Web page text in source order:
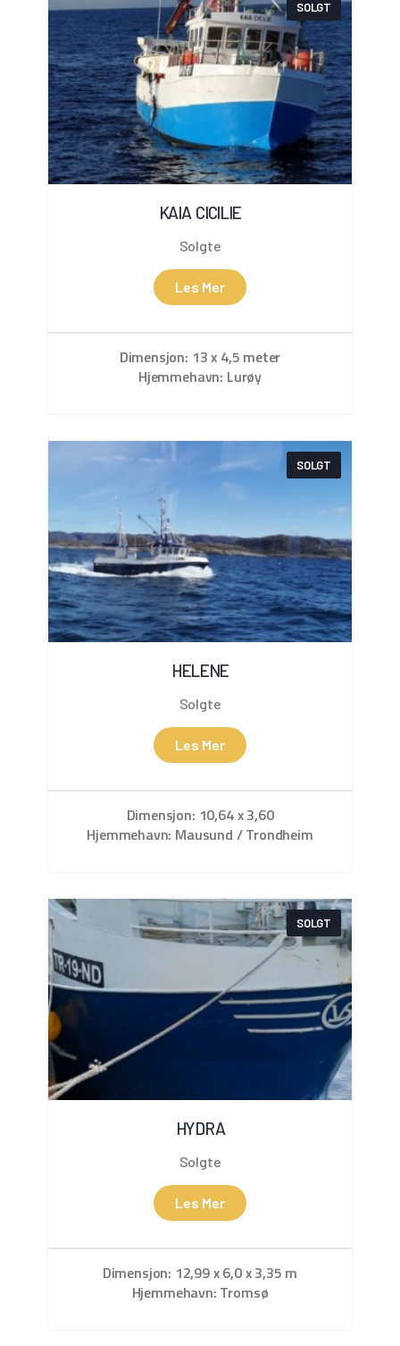
SOLGT
KAIA CICILIE
Solgte
Les Mer
Dimensjon: 13 x 4,5 meter
Hjemmehavn: Lurøy
SOLGT
HELENE
Solgte
Les Mer
Dimensjon: 10,64 x 3,60
Hjemmehavn: Mausund / Trondheim
SOLGT
HYDRA
Solgte
Les Mer
Dimensjon: 12,99 x 6,0 x 3,35 m
Hjemmehavn: Tromsø